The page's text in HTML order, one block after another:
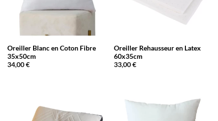
Oreiller Blanc en Coton Fibre
35x50cm
34,00€
Oreiller Rehausseur en Latex
60x35cm
33,00€